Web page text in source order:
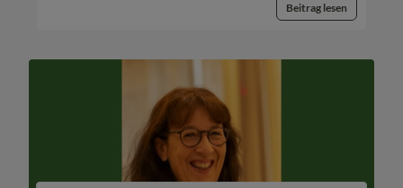
Beitrag lesen